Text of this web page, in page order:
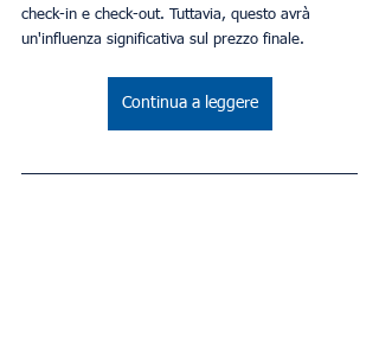
check-in e check-out. Tuttavia, questo avrà
un'influenza significativa sul prezzo finale.
Continua a leggere